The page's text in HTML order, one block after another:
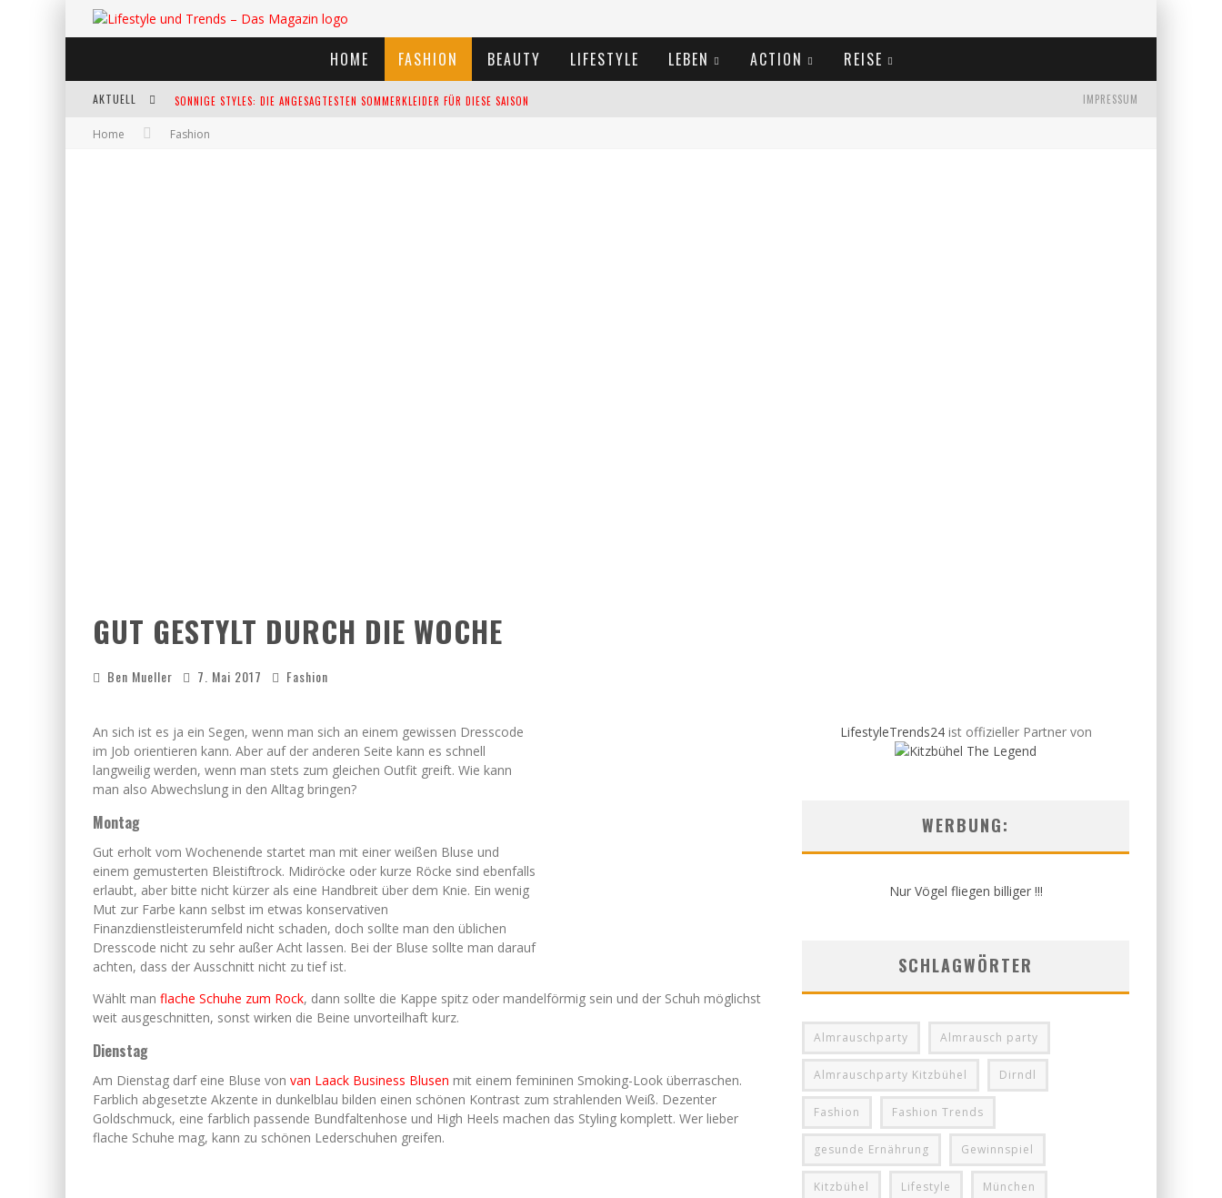
HOME FASHION BEAUTY LIFESTYLE LEBEN ACTION REISE
AKTUELL SONNIGE STYLES: DIE ANGESAGTESTEN SOMMERKLEIDER FÜR DIESE SAISON
DIE HEISSESTEN BÜHNEN EUROPAS: DIE TOP FESTIVALS DES SOMMERS 2024
IMPRESSUM
Home Fashion
GUT GESTYLT DURCH DIE WOCHE
Ben Mueller 7. Mai 2017 Fashion
An sich ist es ja ein Segen, wenn man sich an einem gewissen Dresscode
im Job orientieren kann. Aber auf der anderen Seite kann es schnell
langweilig werden, wenn man stets zum gleichen Outfit greift. Wie kann
man also Abwechslung in den Alltag bringen?
Montag
Gut erholt vom Wochenende startet man mit einer weißen Bluse und
einem gemusterten Bleistiftrock. Midiröcke oder kurze Röcke sind ebenfalls
erlaubt, aber bitte nicht kürzer als eine Handbreit über dem Knie. Ein wenig
Mut zur Farbe kann selbst im etwas konservativen
Finanzdienstleisterumfeld nicht schaden, doch sollte man den üblichen
Dresscode nicht zu sehr außer Acht lassen. Bei der Bluse sollte man darauf
achten, dass der Ausschnitt nicht zu tief ist.
Wählt man flache Schuhe zum Rock, dann sollte die Kappe spitz oder mandelförmig sein und der Schuh möglichst
weit ausgeschnitten, sonst wirken die Beine unvorteilhaft kurz.
Dienstag
Am Dienstag darf eine Bluse von van Laack Business Blusen mit einem femininen Smoking-Look überraschen.
Farblich abgesetzte Akzente in dunkelblau bilden einen schönen Kontrast zum strahlenden Weiß. Dezenter
Goldschmuck, eine farblich passende Bundfaltenhose und High Heels machen das Styling komplett. Wer lieber
flache Schuhe mag, kann zu schönen Lederschuhen greifen.
LifestyleTrends24ist offizieller Partner von
WERBUNG:
Nur Vögel fliegen billiger !!!
SCHLAGWÖRTER
Almrauschparty Almrausch party
Almrauschparty Kitzbühel Dirndl
Fashion Fashion Trends
gesunde Ernährung Gewinnspiel
Kitzbühel Lifestyle München